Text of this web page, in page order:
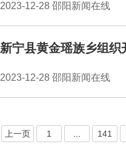
2023-12-28 邵阳新闻在线
新宁县黄金瑶族乡组织
2023-12-28 邵阳新闻在线
上一页 1 141